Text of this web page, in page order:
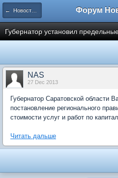
← Новости рынка недвижимости
Губернатор установил
NAS
27 Dec 2013
Губернатор Саратовской области
постановление регионального
стоимости услуг и работ по
Читать дальше